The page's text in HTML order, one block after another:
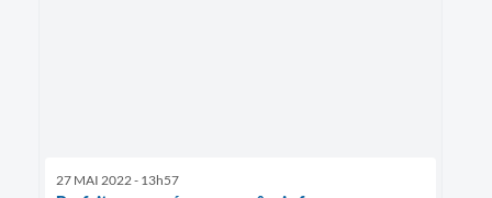
27 MAI 2022 - 13h57